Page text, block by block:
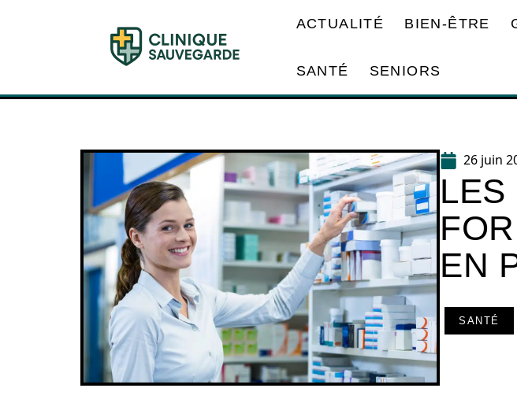
ACTUALITÉ BIEN-ÊTRE
SANTÉ SENIORS
26 juin
LES
EN
SANTÉ